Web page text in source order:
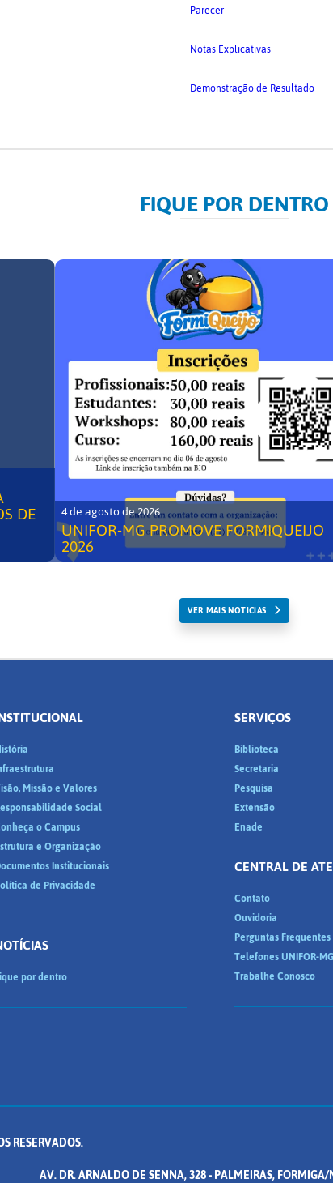
Parecer
Notas Explicativas
Demonstração de Resultado
FIQUE POR DENTRO
DE 4 de agosto de 2026
UNIFOR-MG PROMOVE FORMIQUEIJO
2026
VER MAIS NOTICIAS
Missão e Valores
Social
o Campus
e Organização
Institucionais
de Privacidade
por dentro
SERVIÇOS
Biblioteca
Secretaria
Pesquisa
Extensão
Enade
CENTRAL DE
Contato
Ouvidoria
Perguntas Frequentes
Telefones UNIFOR-MG
Trabalhe Conosco
RESERVADOS.
AV. DR. ARNALDO DE SENNA, 328 - PALMEIRAS,